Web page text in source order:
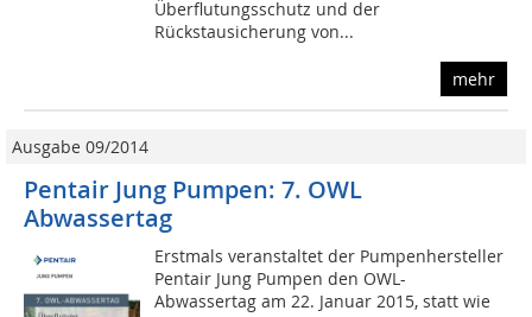
Überflutungsschutz und der
Rückstausicherung von...
mehr
Ausgabe 09/2014
Pentair Jung Pumpen: 7. OWL
Abwassertag
Erstmals veranstaltet der Pumpenhersteller
Pentair Jung Pumpen den OWL-
Abwassertag am 22. Januar 2015, statt wie